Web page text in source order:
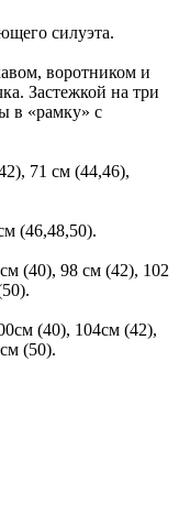
силуэта.
воротником и
Застежкой на три
в «рамку» с
71 см (44,46),
(46,48,50).
(40), 98 см (42), 102
(40), 104см (42),
(50).